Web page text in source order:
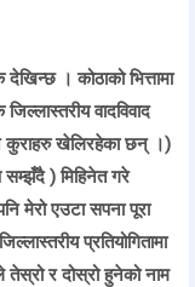
। कोठाको भित्तामा
वादविवाद
कुराहरु खेलिरहेका छन् ।)
सम्झँदै ) मिहिनेत गरे
मेरो एउटा सपना पूरा
प्रतियोगितामा
र दोस्रो हुनेको नाम